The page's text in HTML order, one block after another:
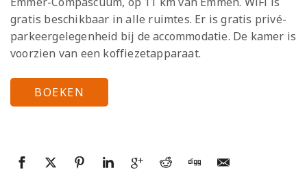
gratis beschikbaar in alle ruimtes. Er is gratis privé-
parkeergelegenheid bij de accommodatie. De kamer is
voorzien van een koffiezetapparaat.
BOEKEN